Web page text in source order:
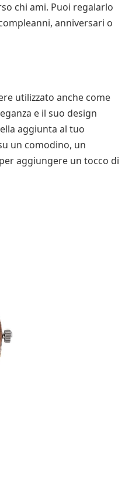
chi ami. Puoi regalarlo
anniversari o
utilizzato anche come
e il suo design
aggiunta al tuo
un comodino, un
aggiungere un tocco di